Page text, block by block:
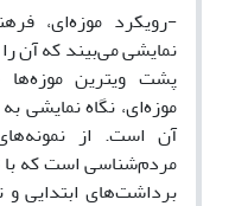
-رویکرد موزه‌ای،
نمایشی می‌بیند که آن
پشت ویترین موزه‌ها
موزه‌ای، نگاه نمایشی
آن است. از
مردم‌شناسی است که با
برداشت‌های ابتدایی